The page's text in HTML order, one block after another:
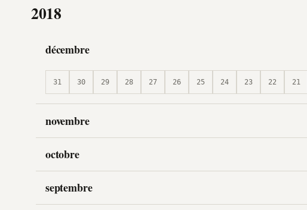
2018
décembre
31 30 29 28 27 26 25 24 23 22 21
novembre
octobre
septembre